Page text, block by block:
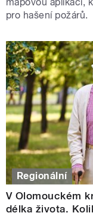
pro hašení požárů.
Regionální
V Olomouckém
délka života.